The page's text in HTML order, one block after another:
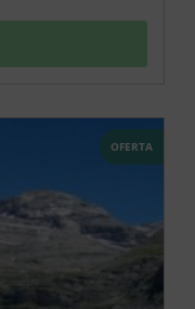
OFERTA